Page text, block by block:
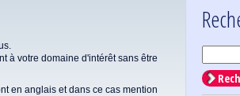
à votre domaine d'intérêt sans être
en anglais et dans ce cas mention